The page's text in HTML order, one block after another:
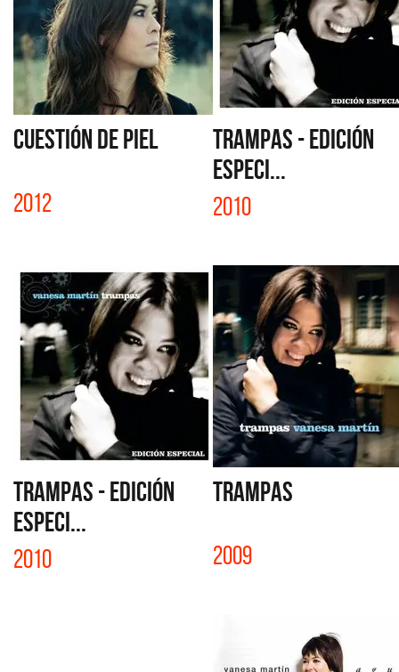
CUESTIÓN DE PIEL
2012
TRAMPAS - EDICIÓN
ESPECI...
2010
TRAMPAS - EDICIÓN
ESPECI...
2010
TRAMPAS
2009